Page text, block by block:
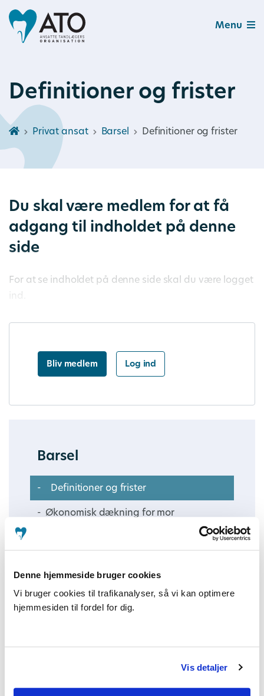
Denne hjemmeside bruger cookies
Vi bruger cookies til trafikanalyser, så vi kan optimere
hjemmesiden til fordel for dig.
Vis detaljer
Menu
Definitioner og frister
Privat ansat Barsel Definitioner og frister
Du skal være medlem for at få
adgang til indholdet på denne
side
For at se indholdet på denne side skal du være logget
Bliv medlem Log ind
Barsel
Definitioner og frister
Økonomisk dækning for mor
Økonomisk dækning for far/medmor
Sociale og enlige forældre